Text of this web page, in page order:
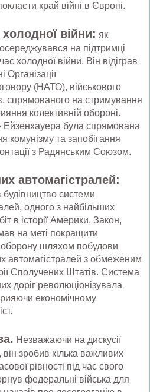
край війні в Європі.
війни: як
на підтримці
холодної війни. Він відіграв
Організації
(НАТО), військового
спрямованого на стримування
колективній обороні.
Ейзенхауера була спрямована
та запобігання
з Радянським Союзом.
автомагістралей:
системи
одного з найбільших
в історії Америки. Закон,
на меті покращити
оборону шляхом побудови
автомагістралей з обмеженим
Сполучених Штатів. Система
доріг революціонізувала
економічному
Незважаючи на дискусії
зробив кілька важливих
рівності під час свого
федеральні війська для